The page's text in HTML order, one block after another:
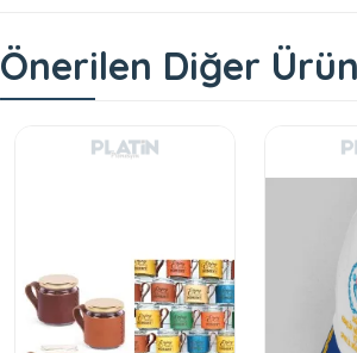
Önerilen Diğer